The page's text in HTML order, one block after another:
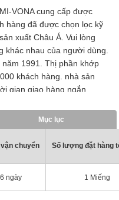
VONA cung cấp được
hàng đã được chọn lọc kỹ
xuất Châu Á. Vui lòng
khác nhau của người dùng.
1991. Thị phần khớp
khách hàng. nhà sản
gian giao hàng ngắn.
Mục lục
chuyển Số lượng đặt hàng
6 ngày 1 Miếng